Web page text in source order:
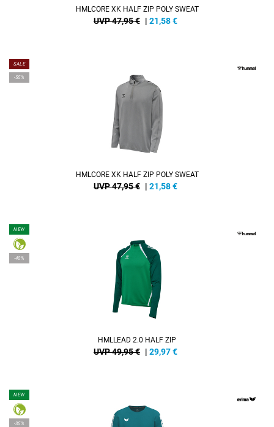
HMLCORE XK HALF ZIP POLY SWEAT
UVP 47,95 € | 21,58€
SALE
-55%
HMLCORE XK HALF ZIP POLY SWEAT
UVP 47,95 € | 21,58€
NEW
-40%
HMLLEAD 2.0 HALF ZIP
UVP 49,95 € | 29,97€
NEW
-35%